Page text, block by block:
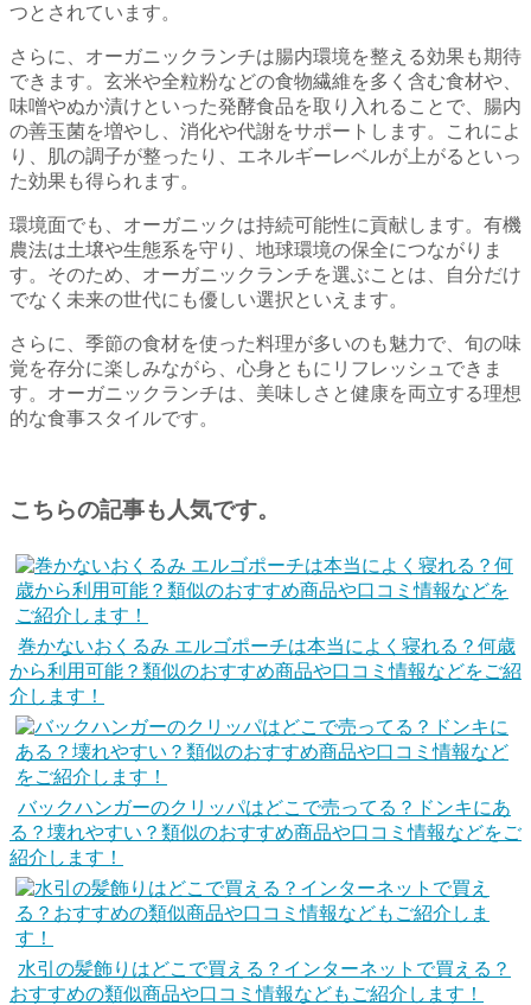
つとされています。
さらに、オーガニックランチは腸内環境を整える効果も期待
できます。玄米や全粒粉などの食物繊維を多く含む食材や、
味噌やぬか漬けといった発酵食品を取り入れることで、腸内
の善玉菌を増やし、消化や代謝をサポートします。これによ
り、肌の調子が整ったり、エネルギーレベルが上がるといっ
た効果も得られます。
環境面でも、オーガニックは持続可能性に貢献します。有機
農法は土壌や生態系を守り、地球環境の保全につながりま
す。そのため、オーガニックランチを選ぶことは、自分だけ
でなく未来の世代にも優しい選択といえます。
さらに、季節の食材を使った料理が多いのも魅力で、旬の味
覚を存分に楽しみながら、心身ともにリフレッシュできま
す。オーガニックランチは、美味しさと健康を両立する理想
的な食事スタイルです。
こちらの記事も人気です。
巻かないおくるみ エルゴポーチは本当によく寝れる？何歳
から利用可能？類似のおすすめ商品や口コミ情報などをご紹
介します！
バックハンガーのクリッパはどこで売ってる？ドンキにあ
る？壊れやすい？類似のおすすめ商品や口コミ情報などをご
紹介します！
水引の髪飾りはどこで買える？インターネットで買える？
おすすめの類似商品や口コミ情報などもご紹介します！